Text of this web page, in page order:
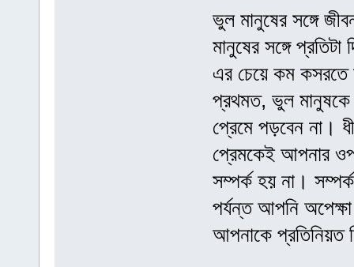
ভুল মানুষের সঙ্গে
মানুষের সঙ্গে
এর চেয়ে কম কসরতে
প্রথমত, ভুল মানুষকে
প্রেমে পড়বেন না।
প্রেমকেই আপনার
সম্পর্ক হয় না।
পর্যন্ত আপনি
আপনাকে প্রতিনিয়ত